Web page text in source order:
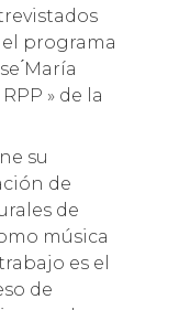
programa
́María
» de la
su
de
de
música
es el
de